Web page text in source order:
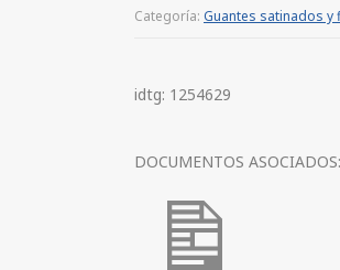
Categoría: Guantes satinados y
idtg: 1254629
DOCUMENTOS ASOCIADOS: